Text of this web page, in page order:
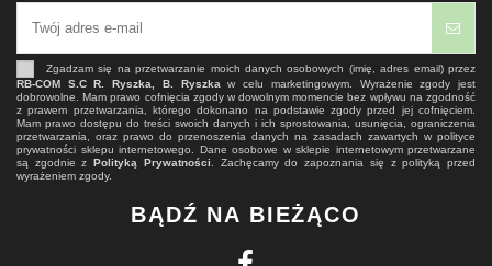
Zgadzam się na przetwarzanie moich danych osobowych (imię, adres email) przez
RB-COM S.C R. Ryszka, B. Ryszka w celu marketingowym. Wyrażenie zgody jest
dobrowolne. Mam prawo cofnięcia zgody w dowolnym momencie bez wpływu na zgodność
z prawem przetwarzania, którego dokonano na podstawie zgody przed jej cofnięciem.
Mam prawo dostępu do treści swoich danych i ich sprostowania, usunięcia, ograniczenia
przetwarzania, oraz prawo do przenoszenia danych na zasadach zawartych w polityce
prywatności sklepu internetowego. Dane osobowe w sklepie internetowym przetwarzane
są zgodnie zPolityką Prywatności . Zachęcamy do zapoznania się z polityką przed
wyrażeniem zgody.
BĄDŹ NA BIEŻĄCO